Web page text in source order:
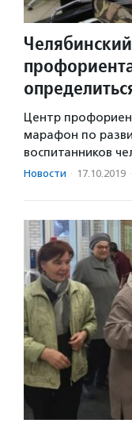
Центр
марафон по
воспитанников
Новости · 17.10.2019 ·